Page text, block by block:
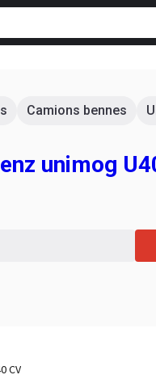
Camions bennes
unimog
CV